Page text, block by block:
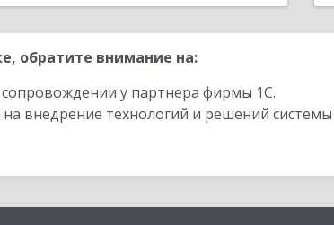
обратите внимание на:
у партнера фирмы 1С.
внедрение технологий и решений